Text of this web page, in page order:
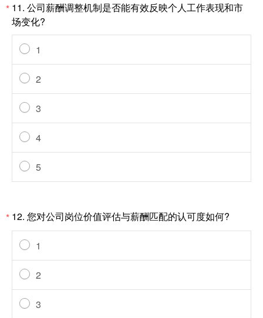
* 11. 公司薪酬调整机制是否能有效反映个人工作表现和市
场变化?
1
2
3
4
5
* 12. 您对公司岗位价值评估与薪酬匹配的认可度如何?
1
2
3